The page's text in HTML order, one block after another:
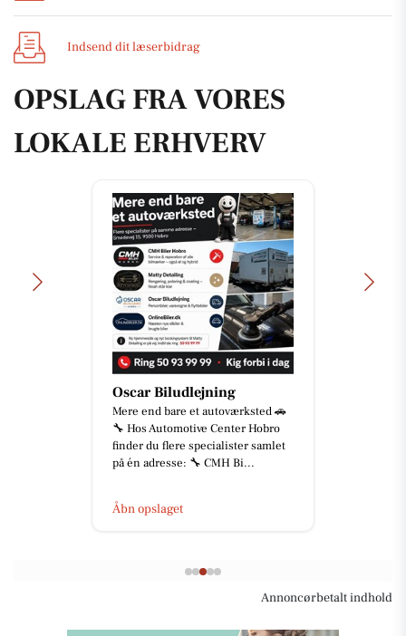
Indsend dit læserbidrag
OPSLAG FRA VORES
LOKALE ERHVERV
end bare et autoværksted 🚗
Automotive Center Hobro
du flere specialister samlet
adresse: 🔧 CMH Bi...
Annoncørbetalt indhold